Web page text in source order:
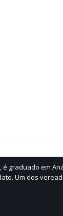
é graduado em
Um dos